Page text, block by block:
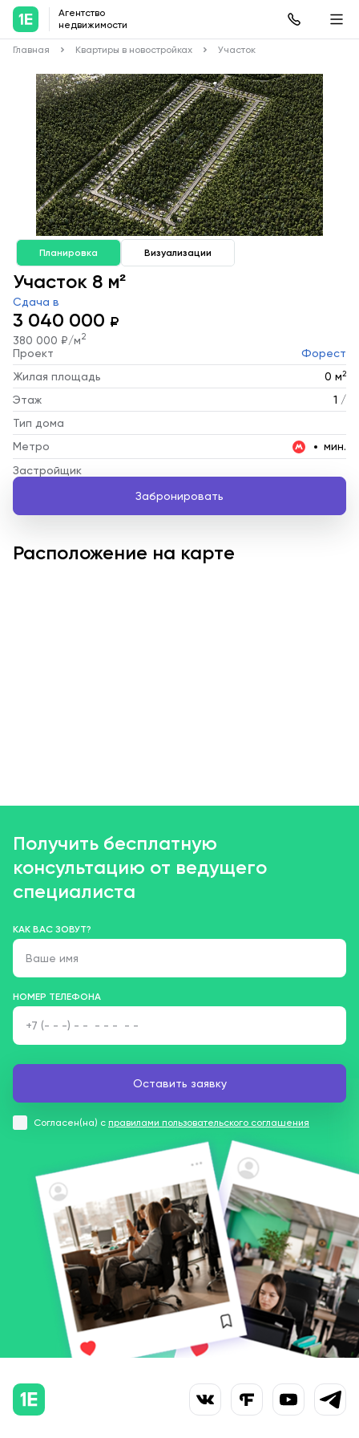
Агентство
недвижимости
Главная Квартиры в новостройках Участок
Планировка Визуализации
Участок 8 м²
Сдача в
3 040 000 ₽
380 000 ₽/м2
Проект
Форест
Жилая площадь
0 м2
Этаж 1 /
Тип дома
Метро
мин.
Застройщик
Забронировать
Расположение на карте
Получить бесплатную
консультацию от ведущего
специалиста
КАК ВАС ЗОВУТ?
НОМЕР ТЕЛЕФОНА
Согласен(на) с правилами пользовательского соглашения